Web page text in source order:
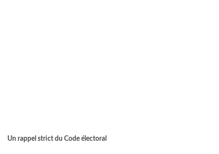
Un rappel strict du Code électoral